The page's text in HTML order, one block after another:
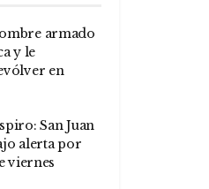
armado
y le
en
San Juan
alerta por
viernes